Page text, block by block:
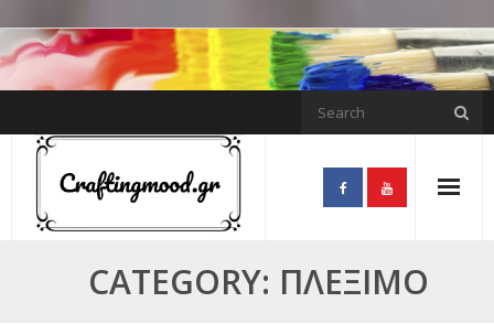
Skip
to
content
CATEGORY: ΠΛΈΞΙΜΟ